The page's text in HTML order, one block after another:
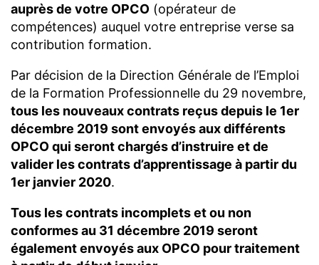
auprès de votre OPCO (opérateur de
compétences) auquel votre entreprise verse sa
contribution formation.
Par décision de la Direction Générale de l’Emploi
de la Formation Professionnelle du 29 novembre,
tous les nouveaux contrats reçus depuis le 1er
décembre 2019 sont envoyés aux différents
OPCO qui seront chargés d’instruire et de
valider les contrats d’apprentissage à partir du
1er janvier 2020.
Tous les contrats incomplets et ou non
conformes au 31 décembre 2019 seront
également envoyés aux OPCO pour traitement